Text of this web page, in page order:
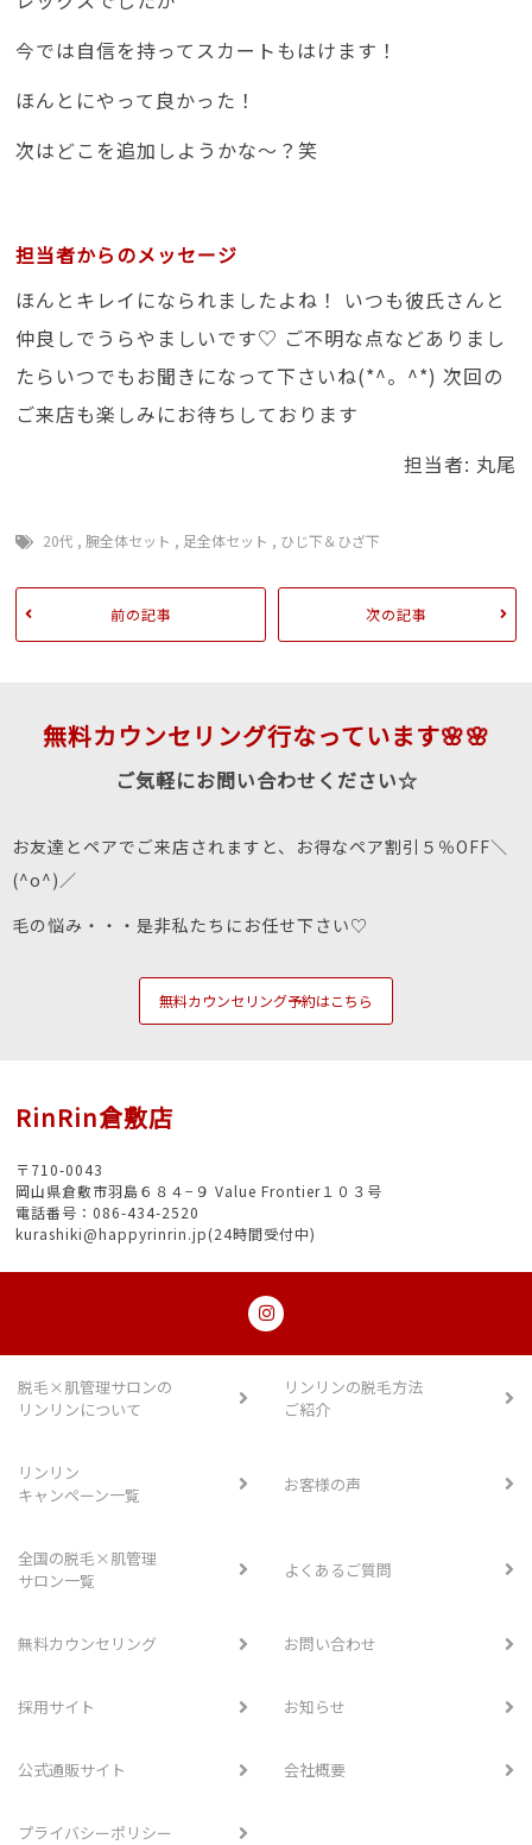
今では自信を持ってスカートもはけます！
ほんとにやって良かった！
次はどこを追加しようかな～？笑
担当者からのメッセージ
ほんとキレイになられましたよね！ いつも彼氏さんと
仲良しでうらやましいです♡ ご不明な点などありまし
たらいつでもお聞きになって下さいね(*^。^*) 次回の
ご来店も楽しみにお待ちしております
担当者: 丸尾
20代 ,腕全体セット , 足全体セット , ひじ下＆ひざ下
前の記事 次の記事
無料カウンセリング行なっています🌸🌸
ご気軽にお問い合わせください☆
お友達とペアでご来店されますと、お得なペア割引５％OFF＼
(^o^)／
毛の悩み・・・是非私たちにお任せ下さい♡
無料カウンセリング予約はこちら
RinRin倉敷店
〒710-0043
岡山県倉敷市羽島６８４−９ Value Frontier１０３号
電話番号：086-434-2520
kurashiki@happyrinrin.jp(24時間受付中)
脱毛×肌管理サロンの
リンリンについて
リンリンの脱毛方法
ご紹介
リンリン
キャンペーン一覧
お客様の声
全国の脱毛×肌管理
サロン一覧
よくあるご質問
無料カウンセリング お問い合わせ
採用サイト お知らせ
公式通販サイト 会社概要
プライバシーポリシー